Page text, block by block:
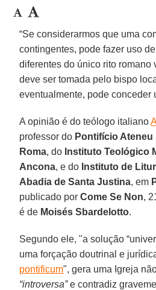
“Se considerarmos que uma
contingentes, pode fazer uso
diferentes do único rito romano
deve ser tomada pelo bispo
eventualmente, pode conceder
A opinião é do teólogo italiano
professor do Pontifício
Roma, do Instituto Teológico
Ancona, e do Instituto de
Abadia de Santa Justina, em
publicado porCome Se Non,
é de Moisés Sbardelotto.
Segundo ele, "a solução
uma forçação doutrinal e
pontificum", gera uma Igreja
“introversa”e contradiz